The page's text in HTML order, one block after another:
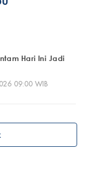
Hari Ini Jadi
09:00 WIB